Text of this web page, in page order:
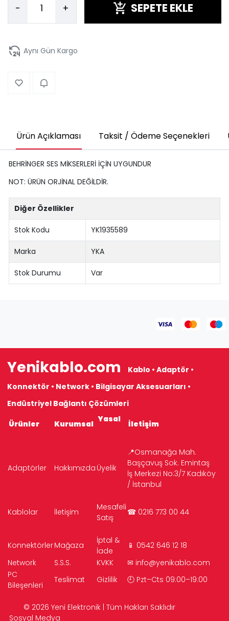
- + SEPETE EKLE
Aynı Gün Kargo
Ürün Açıklaması Taksit / Ödeme Seçenekleri
BEHRİNGER SES MİKSERLERİ İÇİN UYGUNDUR
NOT: ÜRÜN ORJİNAL DEĞİLDİR.
Diğer Özellikler
Stok Kodu YK1935589
Marka YKA
Stok Durumu Var
Yenikablo.com
Kablo • Adaptör •
Konnektör • Network • Bilgisayar Aksesuarları •
Endüstriyel Bağlantı Çözümleri
Ürünler
Kurumsal Yasal İletişim
Adaptörler Hakkımızda Üyelik
📍Osmanağa Mah.
Başçavuş Sok. Emintaş
İş Merkezi No:3/7 Kadıköy
/ İstanbul
Kablolar İletişim
Mesafeli
Satış
☎ 0216 773 00 44
KonnektörlerMağaza
İptal &
İade
📱 0542 646 12 18
Network
S.S.S. KVKK ✉ info@yenikablo.com
PC
Bileşenleri
Teslimat Gizlilik 🕘 Pzt–Cts 09:00–19:00
© 2026 Yeni Elektronik | Tüm Hakları Saklıdır
Sosyal Medya